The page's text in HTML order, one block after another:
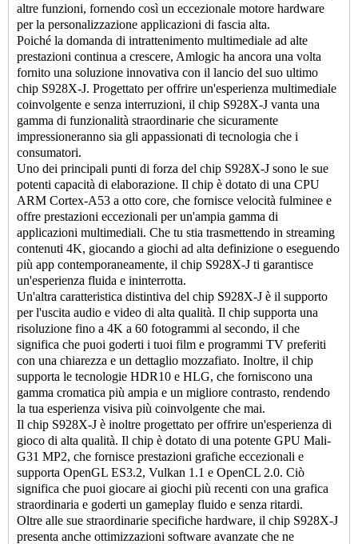
altre funzioni, fornendo così un eccezionale motore hardware
per la personalizzazione applicazioni di fascia alta.
Poiché la domanda di intrattenimento multimediale ad alte
prestazioni continua a crescere, Amlogic ha ancora una volta
fornito una soluzione innovativa con il lancio del suo ultimo
chip S928X-J. Progettato per offrire un'esperienza multimediale
coinvolgente e senza interruzioni, il chip S928X-J vanta una
gamma di funzionalità straordinarie che sicuramente
impressioneranno sia gli appassionati di tecnologia che i
consumatori.
Uno dei principali punti di forza del chip S928X-J sono le sue
potenti capacità di elaborazione. Il chip è dotato di una CPU
ARM Cortex-A53 a otto core, che fornisce velocità fulminee e
offre prestazioni eccezionali per un'ampia gamma di
applicazioni multimediali. Che tu stia trasmettendo in streaming
contenuti 4K, giocando a giochi ad alta definizione o eseguendo
più app contemporaneamente, il chip S928X-J ti garantisce
un'esperienza fluida e ininterrotta.
Un'altra caratteristica distintiva del chip S928X-J è il supporto
per l'uscita audio e video di alta qualità. Il chip supporta una
risoluzione fino a 4K a 60 fotogrammi al secondo, il che
significa che puoi goderti i tuoi film e programmi TV preferiti
con una chiarezza e un dettaglio mozzafiato. Inoltre, il chip
supporta le tecnologie HDR10 e HLG, che forniscono una
gamma cromatica più ampia e un migliore contrasto, rendendo
la tua esperienza visiva più coinvolgente che mai.
Il chip S928X-J è inoltre progettato per offrire un'esperienza di
gioco di alta qualità. Il chip è dotato di una potente GPU Mali-
G31 MP2, che fornisce prestazioni grafiche eccezionali e
supporta OpenGL ES3.2, Vulkan 1.1 e OpenCL 2.0. Ciò
significa che puoi giocare ai giochi più recenti con una grafica
straordinaria e goderti un gameplay fluido e senza ritardi.
Oltre alle sue straordinarie specifiche hardware, il chip S928X-J
presenta anche ottimizzazioni software avanzate che ne